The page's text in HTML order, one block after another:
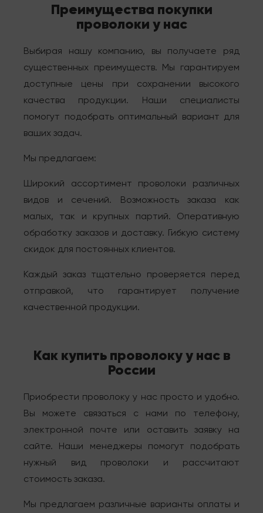
Преимущества покупки
проволоки у нас
Выбирая нашу компанию, вы получаете ряд
существенных преимуществ. Мы гарантируем
доступные цены при сохранении высокого
качества продукции. Наши специалисты
помогут подобрать оптимальный вариант для
ваших задач.
Мы предлагаем:
Широкий ассортимент проволоки различных
видов и сечений. Возможность заказа как
малых, так и крупных партий. Оперативную
обработку заказов и доставку. Гибкую систему
скидок для постоянных клиентов.
Каждый заказ тщательно проверяется перед
отправкой, что гарантирует получение
качественной продукции.
Как купить проволоку у нас в
России
Приобрести проволоку у нас просто и удобно.
Вы можете связаться с нами по телефону,
электронной почте или оставить заявку на
сайте. Наши менеджеры помогут подобрать
нужный вид проволоки и рассчитают
стоимость заказа.
Мы предлагаем различные варианты оплаты и